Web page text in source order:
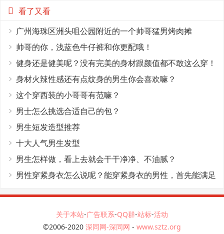
看了又看
广州海珠区洲头咀公园附近的一个帅哥猛男烤肉摊
帅哥的你，浅蓝色牛仔裤和你更配哦！
健身还是健美呢？没有完美的身材跟颜值都不敢这么穿！
身材火辣性感还有点纹身的男生你会喜欢嘛？
这个穿西装的小哥哥有范嘛？
男士怎么挑选合适自己的包？
男生短发造型推荐
十大人气男生发型
男生怎样做，看上去就会干干净净、不油腻？
男性穿紧身衣怎么说呢？能穿紧身衣的男性，首先能满足
关于本站-广告联系-QQ群-站标-活动
©2006-2020 深同网-深同网 - www.sztz.org